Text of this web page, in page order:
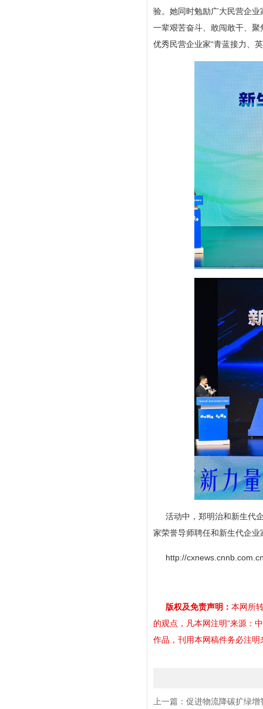
验。她同时勉励广大民营企
一辈艰苦奋斗、敢闯敢干、
优秀民营企业家“青蓝接力、
活动中，郑明治和新生代
家荣誉导师聘任和新生代企
http://
版权及免责声明： 本网所
的观点，凡本网注明“来源：
作品，刊用本网稿件务必注
上一篇： 促进物流降碳扩绿